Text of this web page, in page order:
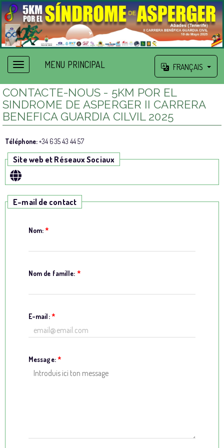
MENU PRINCIPAL FRANÇAIS
CONTACTE-NOUS - 5KM POR EL
SINDROME DE ASPERGER II CARRERA
BENEFICA GUARDIA CILVIL 2025
Téléphone:+34 635 43 44 57
Site web et Réseaux Sociaux
E-mail de contact
Nom:*
Nom de famille: *
E-mail:*
Message:*